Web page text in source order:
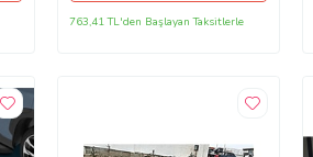
763,41 TL'den Başlayan Taksitlerle